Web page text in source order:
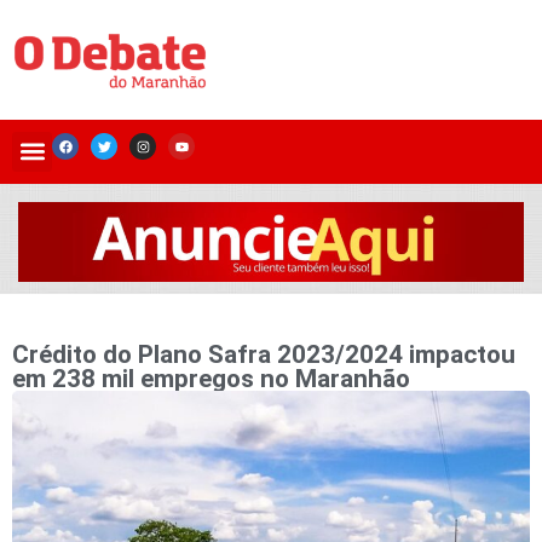
Crédito do Plano Safra 2023/2024 impactou
em 238 mil empregos no Maranhão